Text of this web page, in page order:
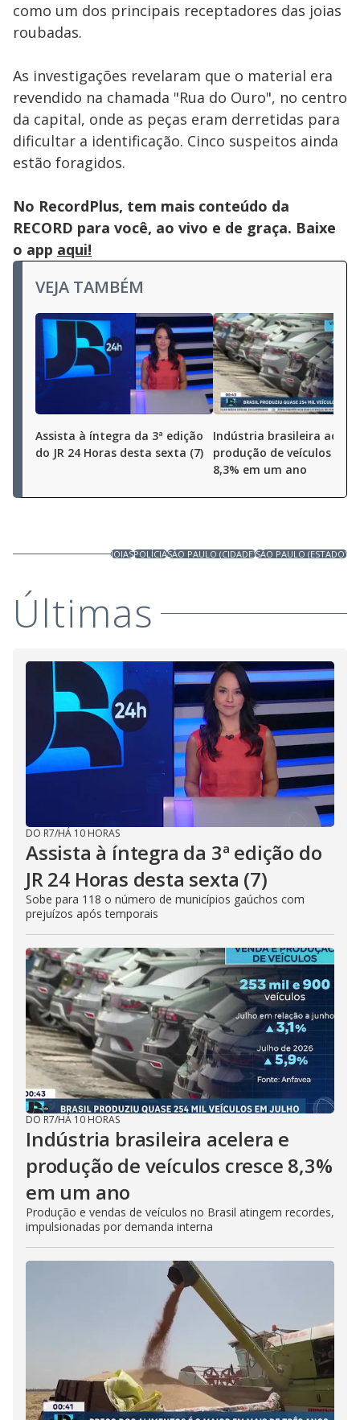
como um dos principais receptadores das joias
roubadas.
As investigações revelaram que o material era
revendido na chamada "Rua do Ouro", no centro
da capital, onde as peças eram derretidas para
dificultar a identificação. Cinco suspeitos ainda
estão foragidos.
No RecordPlus, tem mais conteúdo da
RECORD para você, ao vivo e de graça. Baixe
o app aqui!
VEJA TAMBÉM
Assista à íntegra da 3ª edição
do JR 24 Horas desta sexta (7)
Indústria brasileira
produção de veículos
8,3% em um ano
JOIASPOLÍCIASÃO PAULO (CIDADE)SÃO PAULO (ESTADO)
Últimas
DO R7/HÁ 10 HORAS
Assista à íntegra da 3ª edição do
JR 24 Horas desta sexta (7)
Sobe para 118 o número de municípios gaúchos com
prejuízos após temporais
DO R7/HÁ 10 HORAS
Indústria brasileira acelera e
produção de veículos cresce 8,3%
em um ano
Produção e vendas de veículos no Brasil atingem recordes,
impulsionadas por demanda interna